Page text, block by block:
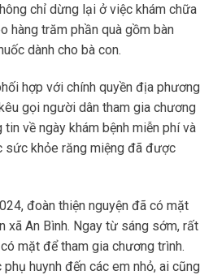
chỉ dừng lại ở việc khám chữa
hàng trăm phần quà gồm bàn
dành cho bà con.
hợp với chính quyền địa phương
gọi người dân tham gia chương
về ngày khám bệnh miễn phí và
sức khỏe răng miệng đã được
đoàn thiện nguyện đã có mặt
xã An Bình. Ngay từ sáng sớm, rất
mặt để tham gia chương trình.
huynh đến các em nhỏ, ai cũng